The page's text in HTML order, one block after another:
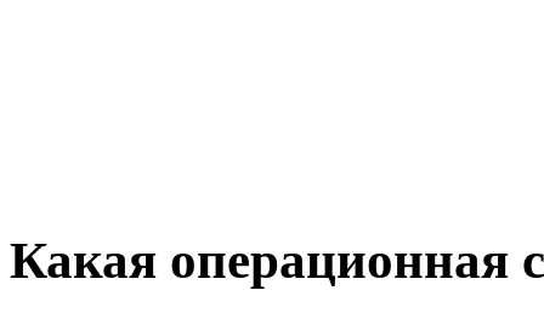
Какая операционная